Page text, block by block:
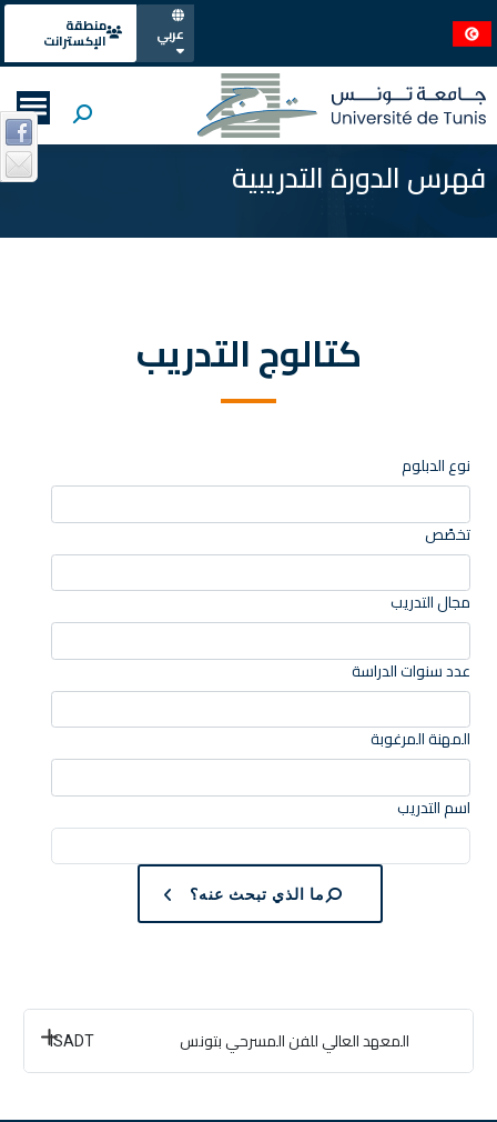
عربي
منطقة
الإكسترانت
فهرس الدورة التدريبية
كتالوج التدريب
نوع الدبلوم
تخصًص
مجال التدريب
عدد سنوات الدراسة
المهنة المرغوبة
اسم التدريب
ما الذي تبحث عنه؟
المعهد العالي للفن المسرحي بتونس ISADT